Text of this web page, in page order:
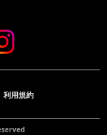
利用規約